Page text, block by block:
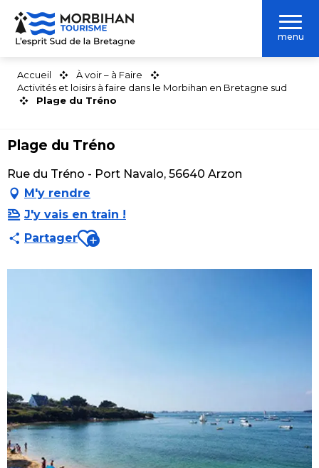
Aller
contenu
menu
Accueil
À voir – à Faire
Activités et loisirs à faire dans le Morbihan en Bretagne sud
Plage du Tréno
Plage du Tréno
Rue du Tréno - Port Navalo, 56640 Arzon
M'y rendre
J'y vais en train !
PartagerAjouter aux favoris